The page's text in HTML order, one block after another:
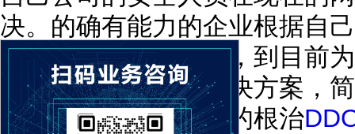
决。的确有能力的企业根据自
到一定的到缓解作用，到目前
有完全可以杜绝的解决方案，
缓解，却不可以完全的根治